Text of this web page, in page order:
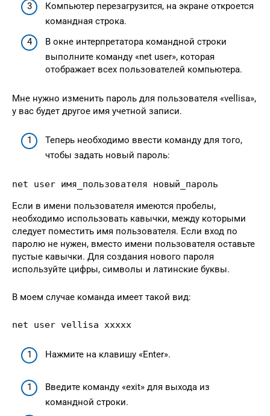
Компьютер перезагрузится, на экране откроется
командная строка.
В окне интерпретатора командной строки
выполните команду «net user», которая
отображает всех пользователей компьютера.
Мне нужно изменить пароль для пользователя «vellisa»,
у вас будет другое имя учетной записи.
Теперь необходимо ввести команду для того,
чтобы задать новый пароль:
net user имя_пользователя новый_пароль
Если в имени пользователя имеются пробелы,
необходимо использовать кавычки, между которыми
следует поместить имя пользователя. Если вход по
паролю не нужен, вместо имени пользователя оставьте
пустые кавычки. Для создания нового пароля
используйте цифры, символы и латинские буквы.
В моем случае команда имеет такой вид:
net user vellisa xxxxx
Нажмите на клавишу «Enter».
Введите команду «exit» для выхода из
командной строки.